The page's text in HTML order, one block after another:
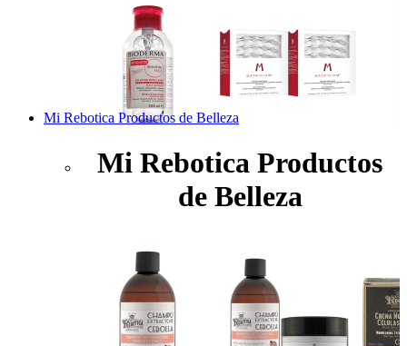
Mi Rebotica Productos de Belleza
Mi Rebotica Productos
de Belleza